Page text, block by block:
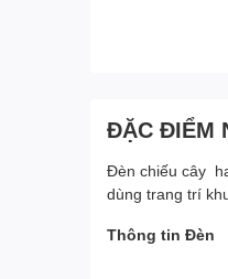
ĐẶC ĐIỂM
Đèn chiếu cây
dùng trang trí
Thông tin Đèn